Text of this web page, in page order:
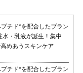
チド*を配合したブラン
・乳液が誕生！集中
めあうスキンケア
チド*を配合したブラン